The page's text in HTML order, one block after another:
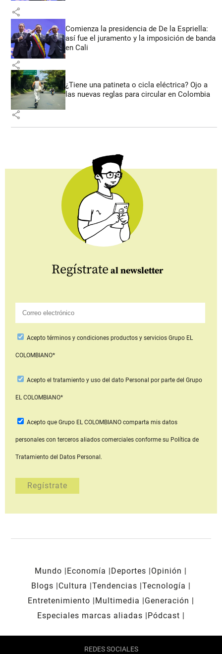
share
Comienza la presidencia de De la Espriella:
así fue el juramento y la imposición de banda
en Cali
share
¿Tiene una patineta o cicla eléctrica? Ojo a
las nuevas reglas para circular en Colombia
share
Regístrate al newsletter
Aceptotérminos y condiciones productos y serviciosGrupo EL
COLOMBIANO*
Acepto el tratamiento y uso del dato Personal por parte del Grupo
EL COLOMBIANO*
Acepto que Grupo EL COLOMBIANOcomparta mis datos
personales con terceros aliados comerciales conforme su Política de
Tratamiento del Datos Personal.
Mundo Economía Deportes
Opinión
Blogs
Cultura Tendencias Tecnología
Entretenimiento
Multimedia
Generación
Especiales marcas aliadas
Pódcast
REDES SOCIALES